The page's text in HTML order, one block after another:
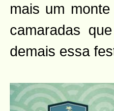
mais um
camaradas
demais essa